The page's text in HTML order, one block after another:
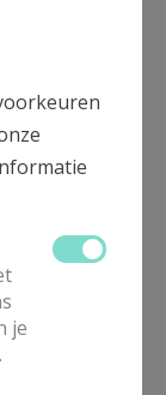
En wat een
die dit
je